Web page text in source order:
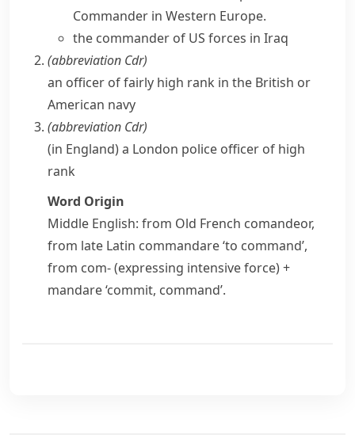
Commander in Western Europe.
the commander of US forces in Iraq
(abbreviation Cdr)
an officer of fairly high rank in the British or
American navy
(abbreviation Cdr)
(in England) a London police officer of high
rank
Word Origin
Middle English: from Old French comandeor,
from late Latin commandare‘to command’,
from com-(expressing intensive force) +
mandare‘commit, command’.